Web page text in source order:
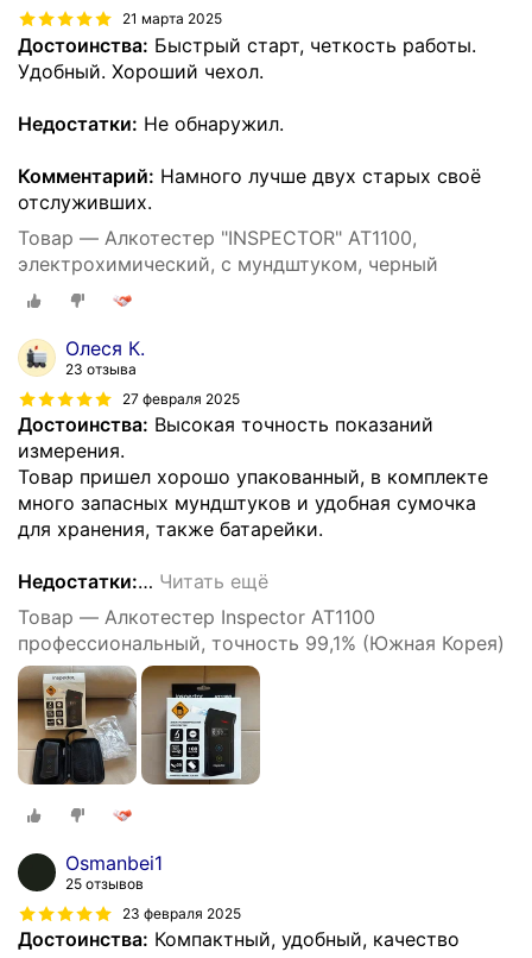
21 марта 2025
Достоинства: Быстрый старт, четкость работы.
Удобный. Хороший чехол.
Недостатки: Не обнаружил.
Комментарий: Намного лучше двух старых своё
отслуживших.
Товар — Алкотестер "INSPECTOR" AT1100,
электрохимический, с мундштуком, черный
Олеся К.
23 отзыва
27 февраля 2025
Достоинства: Высокая точность показаний
измерения.
Товар пришел хорошо упакованный, в комплекте
много запасных мундштуков и удобная сумочка
для хранения, также батарейки.
Недостатки:… Читать ещё
Товар — Алкотестер Inspector AT1100
профессиональный, точность 99,1% (Южная Корея)
Osmanbei1
25 отзывов
23 февраля 2025
Достоинства: Компактный, удобный, качество